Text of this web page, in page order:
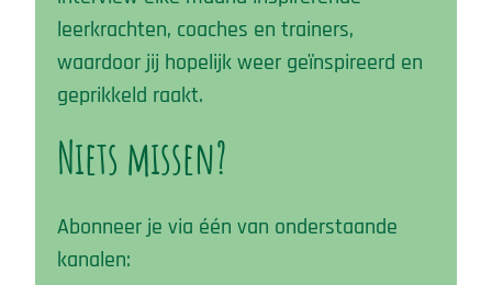
leerkrachten, coaches en trainers,
waardoor jij hopelijk weer geïnspireerd en
geprikkeld raakt.
Niets missen?
Abonneer je via één van onderstaande
kanalen: